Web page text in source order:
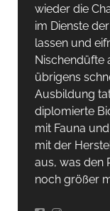
wieder die
im Dienste
lassen und
Nischendüfte
übrigens
Ausbildung
diplomierte
mit Fauna
mit der
aus, was den
noch größer